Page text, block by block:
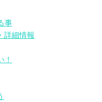
事
詳細情報
！